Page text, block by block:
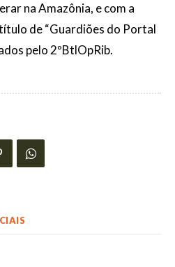
na Amazônia, e com a
de “Guardiões do Portal
pelo 2ºBtlOpRib.